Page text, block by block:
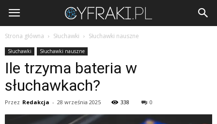
Cyfraki.pl
Strona główna Słuchawki Słuchawki nauszne
Słuchawki Słuchawki nauszne
Ile trzyma bateria w
słuchawkach?
Przez Redakcja - 28 września 2025 338 0